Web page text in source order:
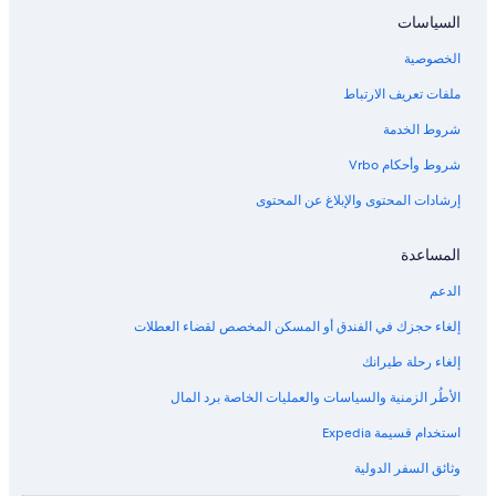
h
e
t
F
r
e
d
y
ل
السياسات
الخصوصية
ملفات تعريف الارتباط
شروط الخدمة
شروط وأحكام Vrbo
إرشادات المحتوى والإبلاغ عن المحتوى
المساعدة
الدعم
إلغاء حجزك في الفندق أو المسكن المخصص لقضاء العطلات
إلغاء رحلة طيرانك
الأطُر الزمنية والسياسات والعمليات الخاصة برد المال
استخدام قسيمة Expedia
وثائق السفر الدولية